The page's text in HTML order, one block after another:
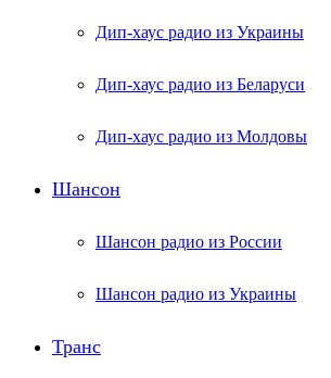
Дип-хаус радио из Украины
Дип-хаус радио из Беларуси
Дип-хаус радио из Молдовы
Шансон
Шансон радио из России
Шансон радио из Украины
Транс